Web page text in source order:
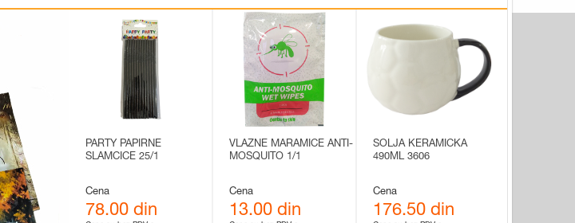
PARTY PAPIRNE
SLAMCICE 25/1
Cena
78.00 din
VLAZNE MARAMICE ANTI-
MOSQUITO 1/1
Cena
13.00 din
SOLJA KERAMICKA
490ML 3606
Cena
176.50 din